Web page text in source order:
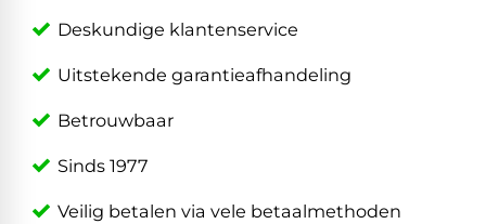
Deskundige klantenservice
Uitstekende garantieafhandeling
Betrouwbaar
Sinds 1977
Veilig betalen via vele betaalmethoden